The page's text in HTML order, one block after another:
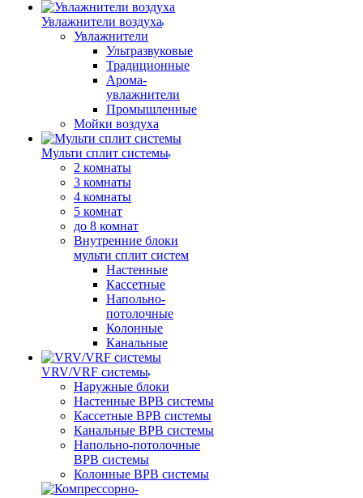
Увлажнители воздуха
Увлажнители
Ультразвуковые
Традиционные
Арома-
увлажнители
Промышленные
Мойки воздуха
Мульти сплит системы
2 комнаты
3 комнаты
4 комнаты
5 комнат
до 8 комнат
Внутренние блоки
мульти сплит систем
Настенные
Кассетные
Напольно-
потолочные
Колонные
Канальные
VRV/VRF системы
Наружные блоки
Настенные ВРВ системы
Кассетные ВРВ системы
Канальные ВРВ системы
Напольно-потолочные
ВРВ системы
Колонные ВРВ системы